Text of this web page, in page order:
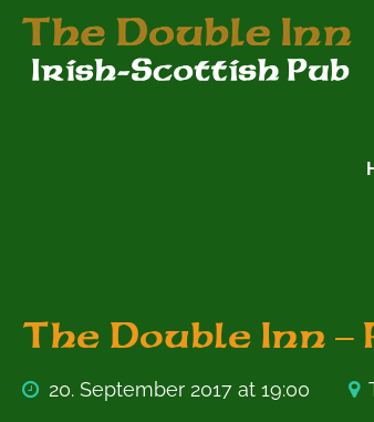
The Double Inn
20. September 2017 at 19:00